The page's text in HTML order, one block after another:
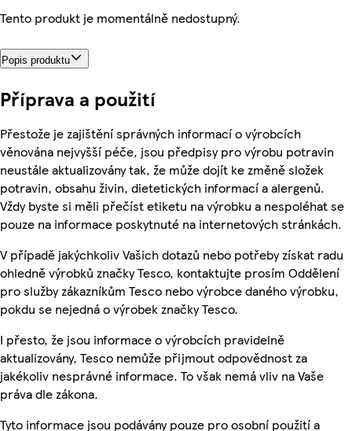
Tento produkt je momentálně nedostupný.
Popis produktu
Příprava a použití
Přestože je zajištění správných informací o výrobcích
věnována nejvyšší péče, jsou předpisy pro výrobu potravin
neustále aktualizovány tak, že může dojít ke změně složek
potravin, obsahu živin, dietetických informací a alergenů.
Vždy byste si měli přečíst etiketu na výrobku a nespoléhat se
pouze na informace poskytnuté na internetových stránkách.
V případě jakýchkoliv Vašich dotazů nebo potřeby získat radu
ohledně výrobků značky Tesco, kontaktujte prosím Oddělení
pro služby zákazníkům Tesco nebo výrobce daného výrobku,
pokdu se nejedná o výrobek značky Tesco.
I přesto, že jsou informace o výrobcích pravidelně
aktualizovány, Tesco nemůže přijmout odpovědnost za
jakékoliv nesprávné informace. To však nemá vliv na Vaše
práva dle zákona.
Tyto informace jsou podávány pouze pro osobní použití a